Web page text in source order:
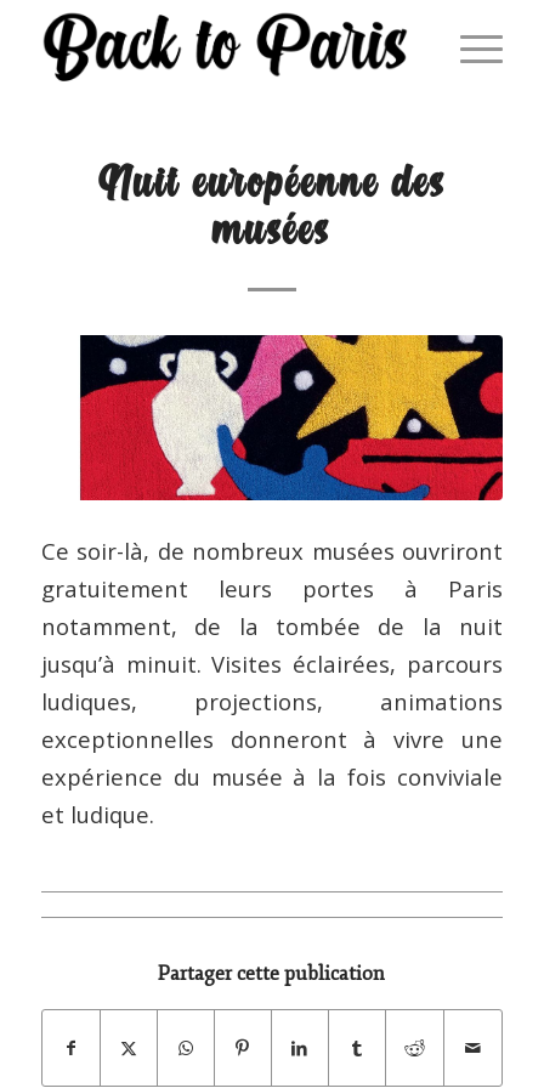
Nuit européenne des
musées
Ce soir-là, de nombreux musées ouvriront
gratuitement leurs portes à Paris
notamment, de la tombée de la nuit
jusqu’à minuit. Visites éclairées, parcours
ludiques, projections, animations
exceptionnelles donneront à vivre une
expérience du musée à la fois conviviale
et ludique.
Partager cette publication